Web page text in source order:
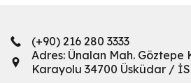
(+90) 216 280 3333
Adres: Ünalan Mah. Göztepe
Karayolu 34700 Üsküdar /